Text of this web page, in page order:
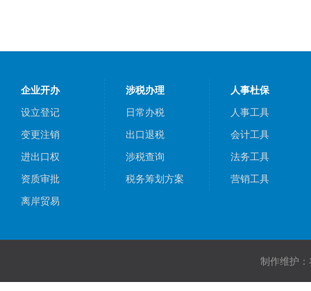
企业开办
设立登记
变更注销
进出口权
资质审批
离岸贸易
涉税办理
日常办税
出口退税
涉税查询
税务筹划方案
人事杜保
人事工具
会计工具
法务工具
营销工具
制作维护